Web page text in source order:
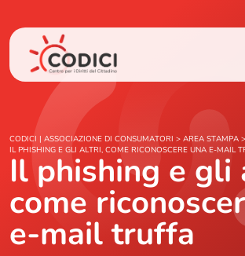
Chi Siamo
Cosa Facciamo
Area Stampa
CODICI | ASSOCIAZIONE DI CONSUMATORI > AREA STAMPA >
IL PHISHING E GLI ALTRI, COME RICONOSCERE UNA E-MAIL
Il phishing e gli
come
e-mail truffa